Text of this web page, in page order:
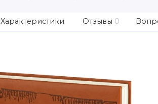
Характеристики Отзывы 0